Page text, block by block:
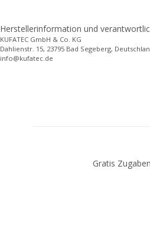
Herstellerinformation und
KUFATEC GmbH & Co. KG
Dahlienstr. 15, 23795 Bad Segeberg,
info@kufatec.de
Gratis